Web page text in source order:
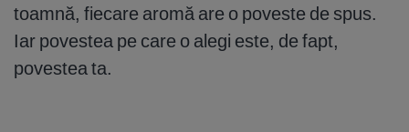
toamnă, fiecare aromă are o poveste de spus.
Iar povestea pe care o alegi este, de fapt,
povestea ta.